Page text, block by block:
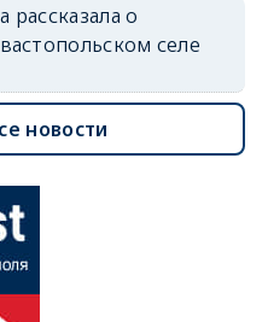
о
селе
новости